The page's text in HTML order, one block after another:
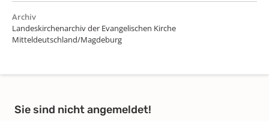
Archiv
Landeskirchenarchiv der Evangelischen Kirche
Mitteldeutschland/Magdeburg
Sie sind nicht angemeldet!